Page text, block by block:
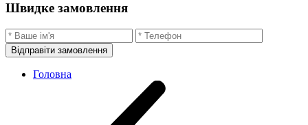
Швидке замовлення
Відправіти замовлення
Головна